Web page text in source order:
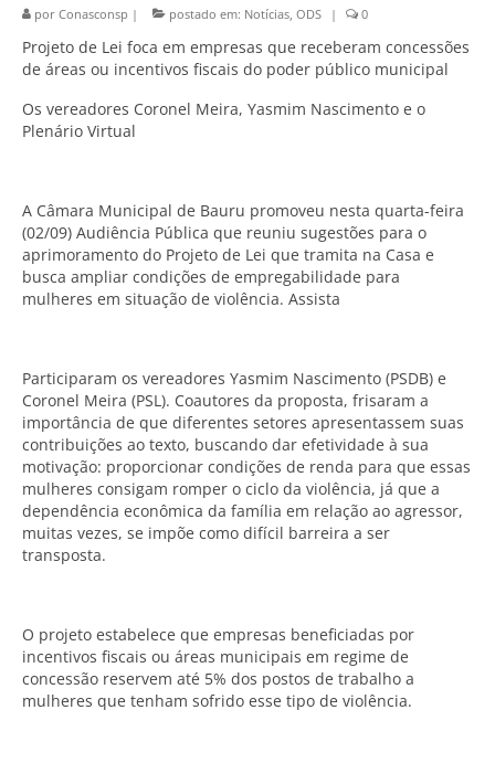
por Conasconsp | postado em: Notícias, ODS | 0
Projeto de Lei foca em empresas que receberam concessões
de áreas ou incentivos fiscais do poder público municipal
Os vereadores Coronel Meira, Yasmim Nascimento e o
Plenário Virtual
A Câmara Municipal de Bauru promoveu nesta quarta-feira
(02/09) Audiência Pública que reuniu sugestões para o
aprimoramento do Projeto de Lei que tramita na Casa e
busca ampliar condições de empregabilidade para
mulheres em situação de violência. Assista
Participaram os vereadores Yasmim Nascimento (PSDB) e
Coronel Meira (PSL). Coautores da proposta, frisaram a
importância de que diferentes setores apresentassem suas
contribuições ao texto, buscando dar efetividade à sua
motivação: proporcionar condições de renda para que essas
mulheres consigam romper o ciclo da violência, já que a
dependência econômica da família em relação ao agressor,
muitas vezes, se impõe como difícil barreira a ser
transposta.
O projeto estabelece que empresas beneficiadas por
incentivos fiscais ou áreas municipais em regime de
concessão reservem até 5% dos postos de trabalho a
mulheres que tenham sofrido esse tipo de violência.